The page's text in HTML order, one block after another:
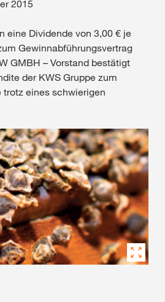
2015
eine Dividende von 3,00 € je
Gewinnabführungsvertrag
GMBH – Vorstand bestätigt
der KWS Gruppe zum
eines schwierigen